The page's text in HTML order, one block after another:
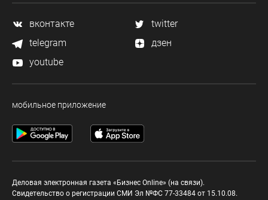
вконтакте
twitter
telegram
дзен
youtube
мобильное приложение
Деловая электронная газета «Бизнес Online» (на связи).
Свидетельство о регистрации СМИ Эл №ФС 77-33484 от 15.10.08.